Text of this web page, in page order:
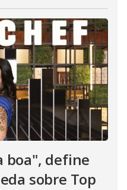
boa", define
sobre Top